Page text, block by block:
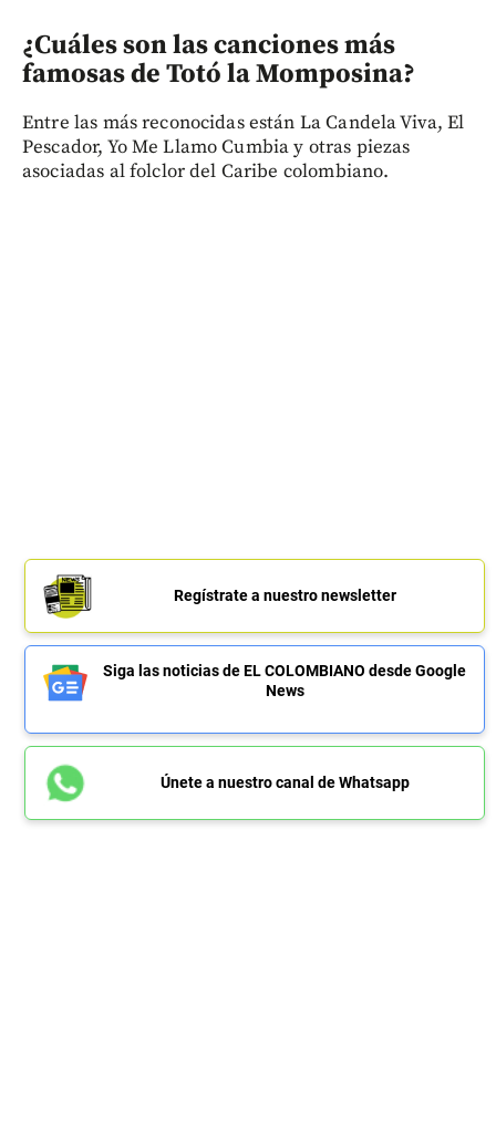
¿Cuáles son las canciones más
famosas de Totó la Momposina?
Entre las más reconocidas están La Candela Viva, El
Pescador, Yo Me Llamo Cumbia y otras piezas
asociadas al folclor del Caribe colombiano.
Regístrate a nuestro newsletter
Siga las noticias de EL COLOMBIANO desde Google
News
Únete a nuestro canal de Whatsapp